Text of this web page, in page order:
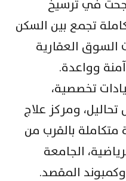
في ترسيخ
تجمع بين السكن
السوق العقارية
وواعدة.
تخصصية،
ومركز علاج
بالقرب من
الجامعة
وكمبوند المقصد.